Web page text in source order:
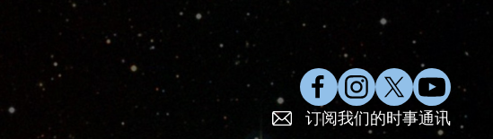
在
F
在
I
在
X
订
阅
订阅我们的时事通讯